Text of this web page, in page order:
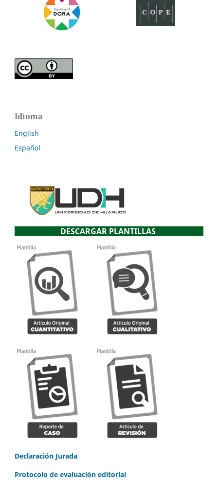
Idioma
English
Español
DESCARGAR PLANTILLAS
Declaración Jurada
Protocolo de evaluación editorial